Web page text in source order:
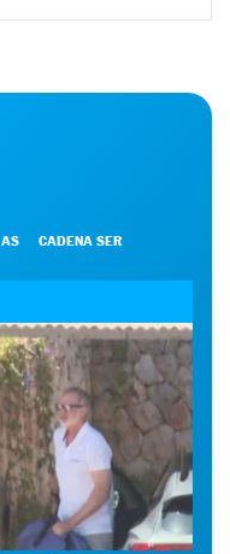
AS CADENA SER